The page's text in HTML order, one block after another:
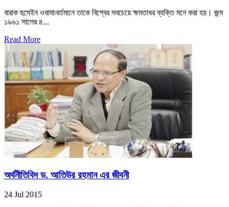
বারাক হুসেইন ওবামা৷বর্তমানে তাকে বিশ্বের সবচেয়ে ক্ষমতাধর ব্যক্তি মনে করা হয়। জন্ম
১৯৬১ সালের ৪...
Read More
অর্থনীতিবিদ ড. আতিউর রহমান এর জীবনী
24 Jul 2015